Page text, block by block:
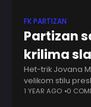
FK PARTIZAN
Partizan
krilima
Het-trik Jovana
velikom stilu
kvalifikacija - 4:0
1 YEAR AGO 0